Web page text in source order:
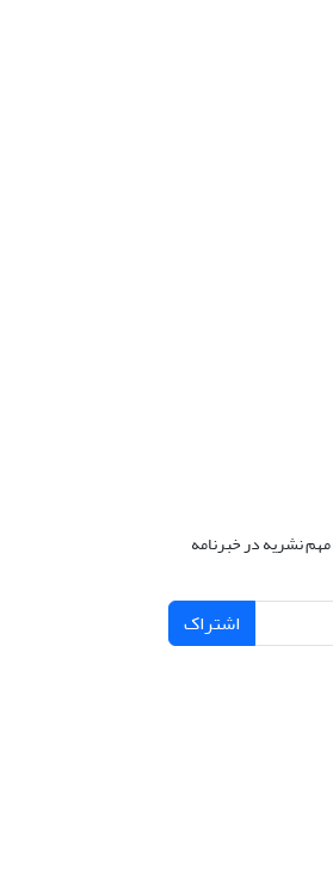
مهم نشریه در خبرنامه
اشتراک